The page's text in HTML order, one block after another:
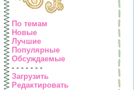
По темам
Новые
Лучшие
Популярные
Обсуждаемые
- - - - - - -
Загрузить
Редактировать